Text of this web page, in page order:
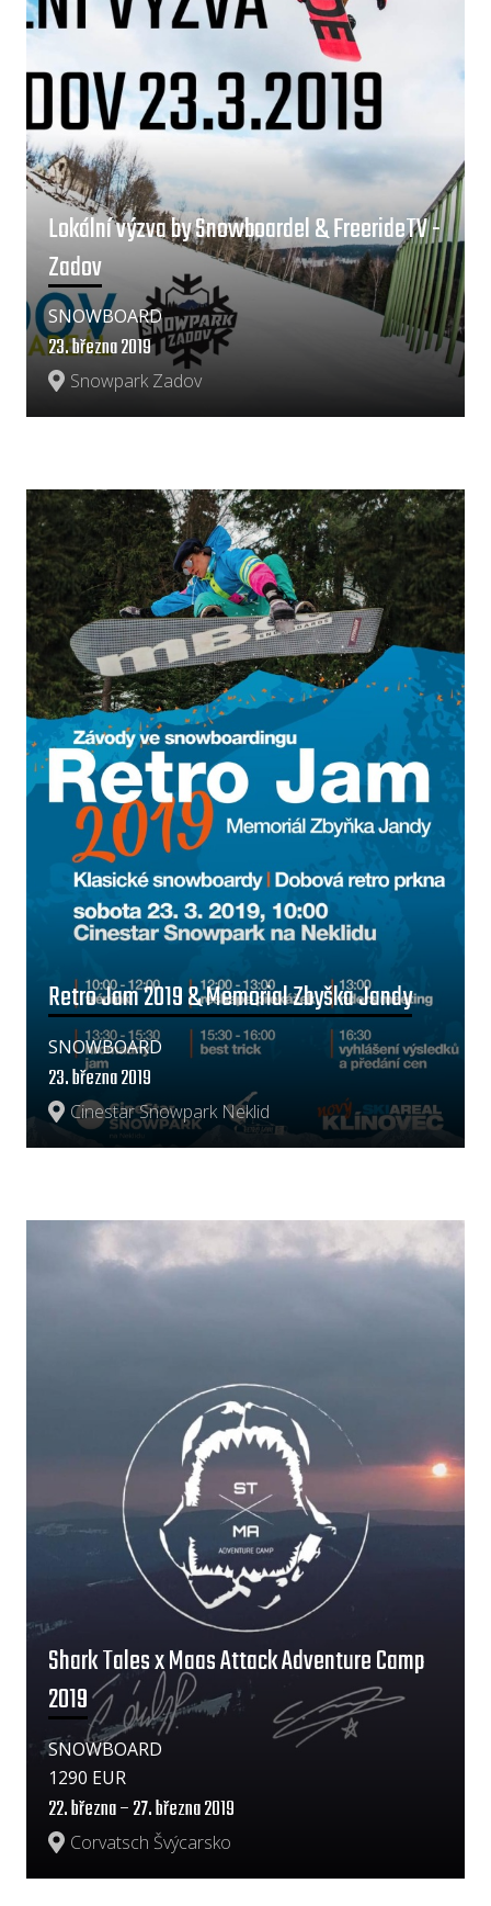
Lokální výzva by Snowboardel & FreerideTV -
Zadov
Snowpark Zadov
23. března 2019
SNOWBOARD
Retro Jam 2019 & Memorial Zbyška Jandy
Cinestar Snowpark Neklid
23. března 2019
SNOWBOARD
Shark Tales x Maas Attack Adventure Camp
2019
Corvatsch Švýcarsko
22. března – 27. března 2019
1290 EUR
SNOWBOARD